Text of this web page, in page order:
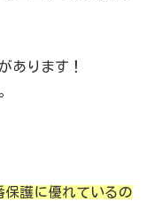
あります！
護に優れているの